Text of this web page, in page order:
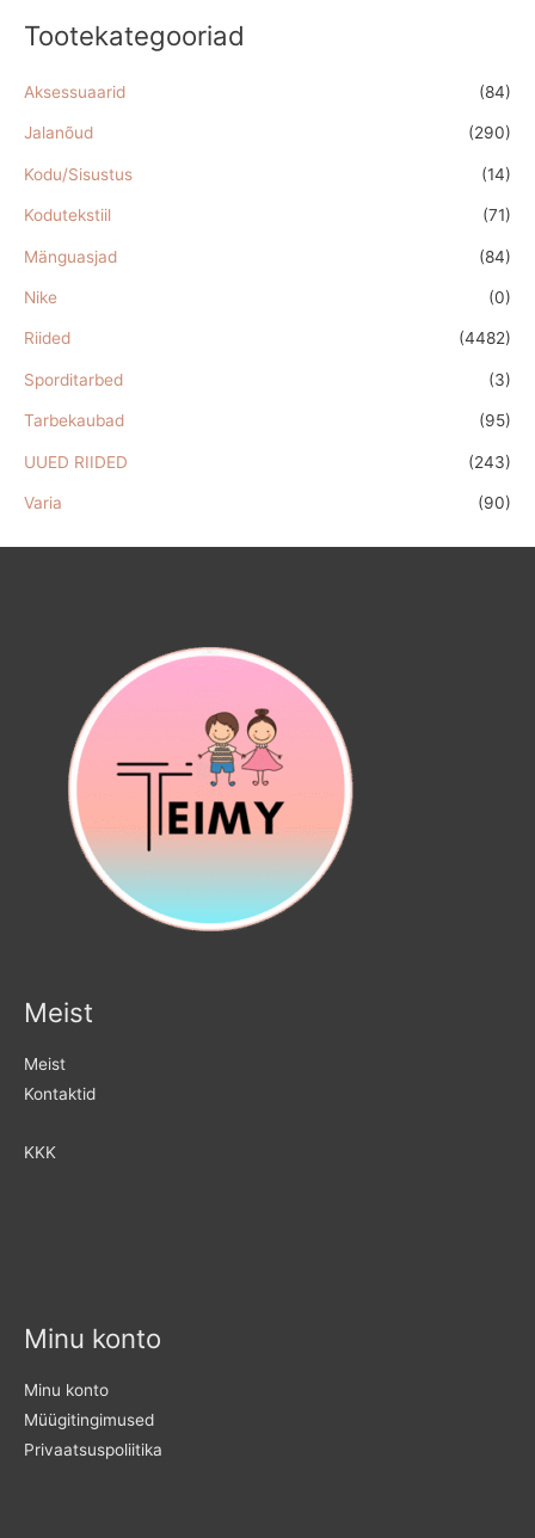
Tootekategooriad
Aksessuaarid (84)
Jalanõud (290)
Kodu/Sisustus (14)
Kodutekstiil (71)
Mänguasjad (84)
Nike (0)
Riided (4482)
Sporditarbed (3)
Tarbekaubad (95)
UUED RIIDED (243)
Varia (90)
Meist
Meist
Kontaktid
KKK
Minu konto
Minu konto
Müügitingimused
Privaatsuspoliitika